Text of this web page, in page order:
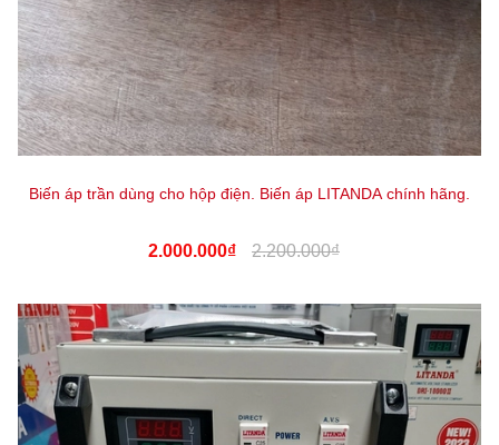
Biến áp trần dùng cho hộp điện. Biến áp LITANDA chính hãng.
2.000.000₫ 2.200.000₫